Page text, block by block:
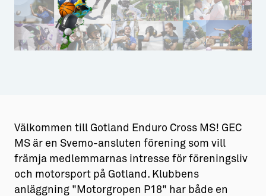
Aktiviteter
Sustainable Plejs
Almedalsveckan
Medeltidsveckan
Visby Centrum
→ Gutamål och gotländska
Allt om bostad
Allt om livet på Ön
→ Fritidsliv
→ Föreningsliv
Välkommen till Gotland Enduro Cross MS! GEC
MS är en Svemo-ansluten förening som vill
främja medlemmarnas intresse för föreningsliv
och motorsport på Gotland. Klubbens
anläggning "Motorgropen P18" har både en